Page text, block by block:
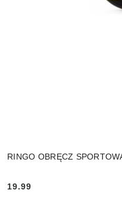
RINGO OBRĘCZ
Cena:
19.99